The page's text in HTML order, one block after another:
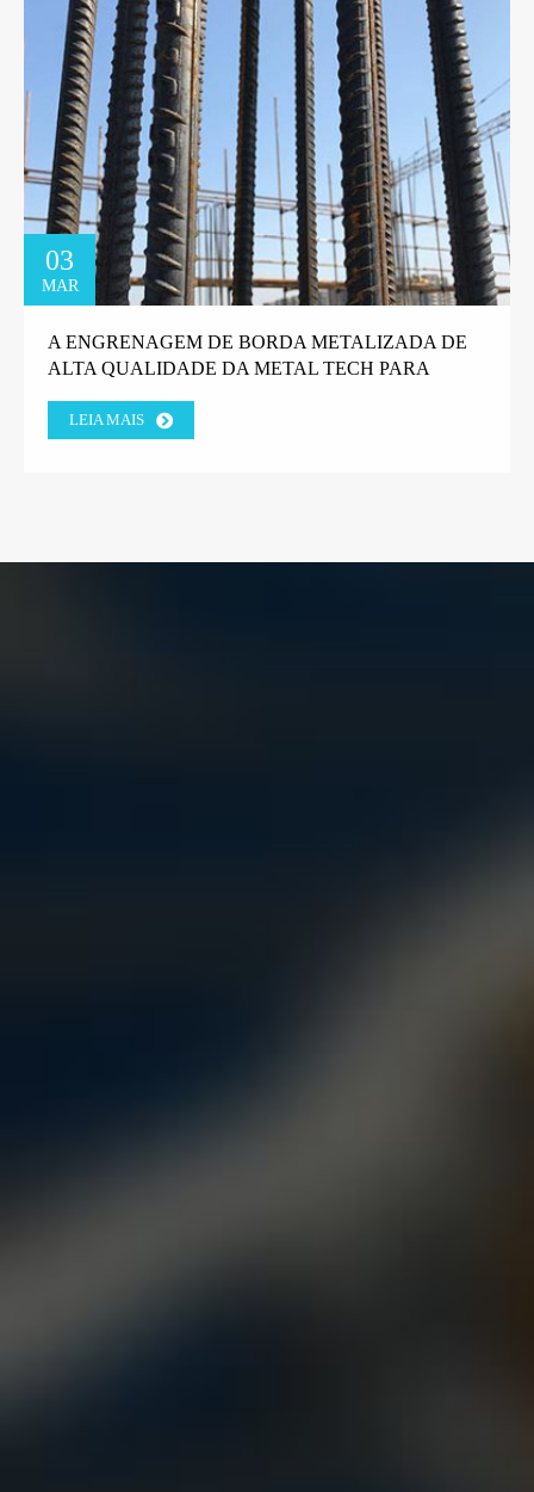
03
MAR
A ENGRENAGEM DE BORDA METALIZADA DE
ALTA QUALIDADE DA METAL TECH PARA
DO CLIENTE DA FÁBRICA GREGA.
LEIA MAIS